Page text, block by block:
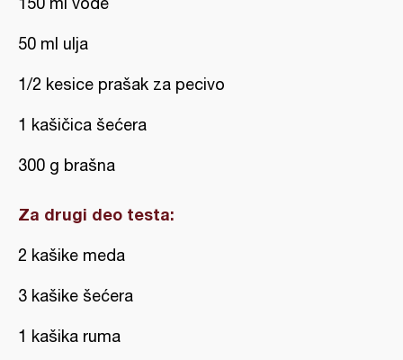
50 ml ulja
1/2 kesice prašak za pecivo
1 kašičica šećera
300 g brašna
Za drugi deo testa:
2 kašike meda
3 kašike šećera
1 kašika ruma